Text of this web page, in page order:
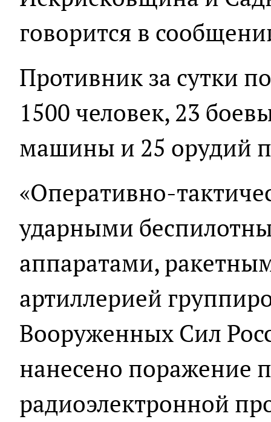
говорится в
Противник за сутки
1500 человек, 23
машины и 25 орудий
«Оперативно-
ударными
аппаратами,
артиллерией
Вооруженных Сил
нанесено поражение
радиоэлектронной